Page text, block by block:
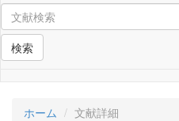
検索
ホーム 文献詳細